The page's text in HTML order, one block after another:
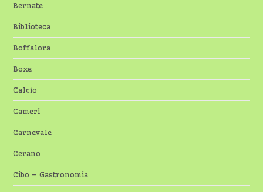
Bernate
Biblioteca
Boffalora
Boxe
Calcio
Cameri
Carnevale
Cerano
Cibo – Gastronomia